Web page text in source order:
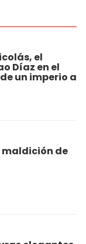
el
Díaz en el
un imperio a
de